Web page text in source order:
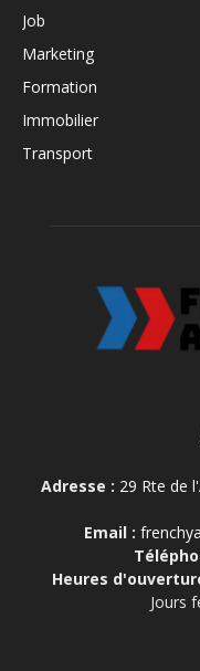
Job
Marketing
Formation
Immobilier
Transport
Adresse : 29 Rte de
Email :
Heures
Jours